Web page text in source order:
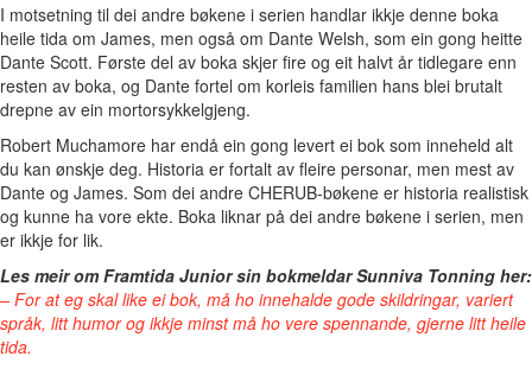
I motsetning til dei andre bøkene i serien handlar ikkje denne boka
heile tida om James, men også om Dante Welsh, som ein gong heitte
Dante Scott. Første del av boka skjer fire og eit halvt år tidlegare enn
resten av boka, og Dante fortel om korleis familien hans blei brutalt
drepne av ein mortorsykkelgjeng.
Robert Muchamore har endå ein gong levert ei bok som inneheld alt
du kan ønskje deg. Historia er fortalt av fleire personar, men mest av
Dante og James. Som dei andre CHERUB-bøkene er historia realistisk
og kunne ha vore ekte. Boka liknar på dei andre bøkene i serien, men
er ikkje for lik.
Les meir om Framtida Junior sin bokmeldar Sunniva Tonning her:
– For at eg skal like ei bok, må ho innehalde gode skildringar, variert
språk, litt humor og ikkje minst må ho vere spennande, gjerne litt heile
tida.